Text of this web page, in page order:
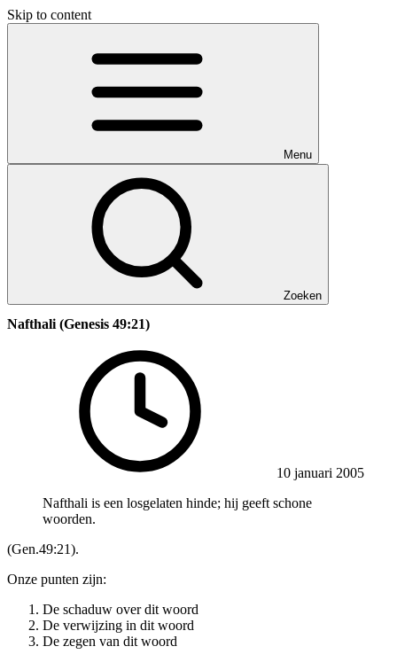
Skip to content
Menu
Zoeken
Nafthali (Genesis 49:21)
10 januari 2005
Nafthali is een losgelaten hinde; hij geeft schone
woorden.
(Gen.49:21).
Onze punten zijn:
De schaduw over dit woord
De verwijzing in dit woord
De zegen van dit woord